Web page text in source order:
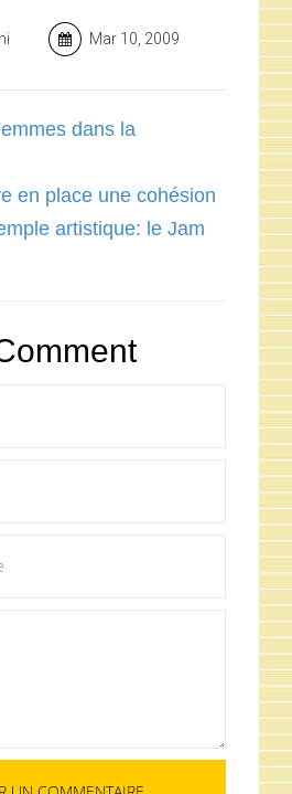
Mar 10, 2009
dans la
en place une cohésion
artistique: le Jam